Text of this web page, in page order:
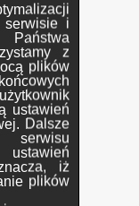
serwisie i
z
plików
ustawień
Dalsze
serwisu
ustawień
iż
plików